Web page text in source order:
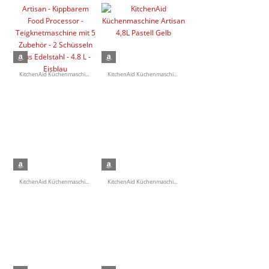
KitchenAid Küchen­ma­schine - Artisan - Kippbarem Food Processor - Teigknet­ma­schine mit 5 Zubehör - 2 Schüsseln aus Edelstahl - 4.8 L - Eisblau KitchenAid Küchen­ma­schine Artisan 4,8L Pastell Gelb
KitchenAid Küchen­ma­schine Artisan 4,8L Vintage Blau KitchenAid Küchen­ma­schine - Artisan - Kippbarem Food Processor - Teigknet­ma­schine mit 5 Zubehör - 2 Schüsseln aus Edelstahl - 4.8 L - Creme